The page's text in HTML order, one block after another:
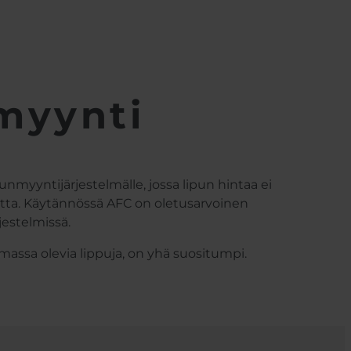
jossa lipun hintaa ei
Käytännössä AFC on oletusarvoinen
olevia lippuja, on yhä suositumpi.